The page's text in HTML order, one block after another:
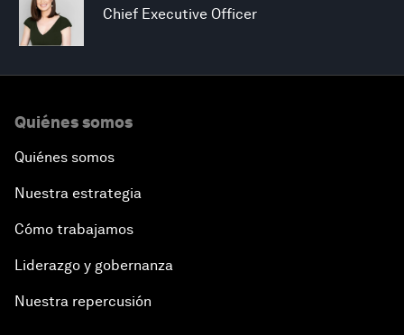
Chief Executive Officer
Quiénes somos
Quiénes somos
Nuestra estrategia
Cómo trabajamos
Liderazgo y gobernanza
Nuestra repercusión